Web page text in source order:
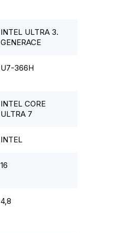
INTEL ULTRA 3.
GENERACE
U7-366H
INTEL CORE
ULTRA 7
INTEL
16
4,8